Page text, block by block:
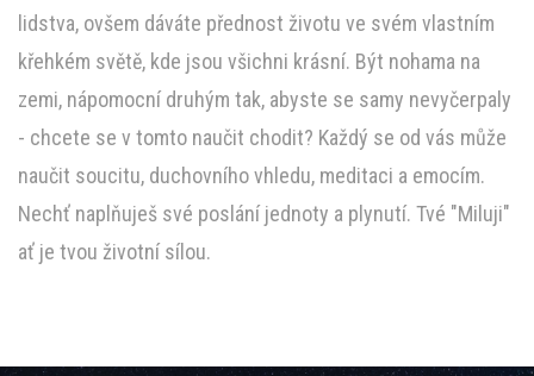
lidstva, ovšem dáváte přednost životu ve svém vlastním
křehkém světě, kde jsou všichni krásní. Být nohama na
zemi, nápomocní druhým tak, abyste se samy nevyčerpaly
- chcete se v tomto naučit chodit? Každý se od vás může
naučit soucitu, duchovního vhledu, meditaci a emocím.
Nechť naplňuješ své poslání jednoty a plynutí. Tvé "Miluji"
ať je tvou životní sílou.